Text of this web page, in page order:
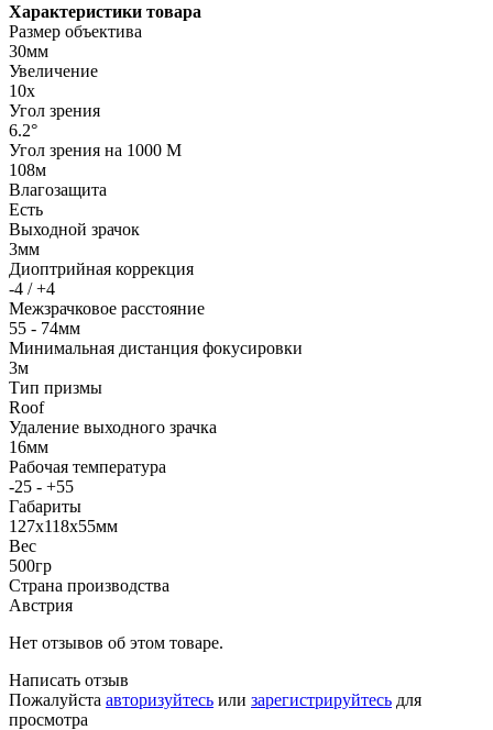
Характеристики товара
Размер объектива
30мм
Увеличение
10x
Угол зрения
6.2°
Угол зрения на 1000 М
108м
Влагозащита
Есть
Выходной зрачок
3мм
Диоптрийная коррекция
-4 / +4
Межзрачковое расстояние
55 - 74мм
Минимальная дистанция фокусировки
3м
Тип призмы
Roof
Удаление выходного зрачка
16мм
Рабочая температура
-25 - +55
Габариты
127x118x55мм
Вес
500гр
Страна производства
Австрия
Нет отзывов об этом товаре.
Написать отзыв
Пожалуйста авторизуйтесь или зарегистрируйтесь для
просмотра